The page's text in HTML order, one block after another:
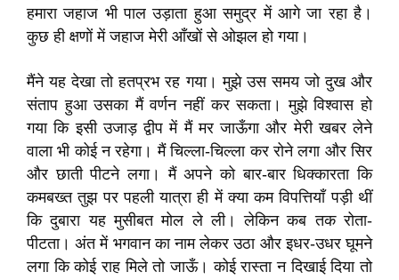
हमारा जहाज भी पाल उड़ाता हुआ समुद्र में आगे जा रहा है।
कुछ ही क्षणों में जहाज मेरी आँखों से ओझल हो गया।
मैंने यह देखा तो हतप्रभ रह गया। मुझे उस समय जो दुख और
संताप हुआ उसका मैं वर्णन नहीं कर सकता। मुझे विश्वास हो
गया कि इसी उजाड़ द्वीप में मैं मर जाऊँगा और मेरी खबर लेने
वाला भी कोई न रहेगा। मैं चिल्ला-चिल्ला कर रोने लगा और सिर
और छाती पीटने लगा। मैं अपने को बार-बार धिक्कारता कि
कमबख्त तुझ पर पहली यात्रा ही में क्या कम विपत्तियाँ पड़ी थीं
कि दुबारा यह मुसीबत मोल ले ली। लेकिन कब तक रोता-
पीटता। अंत में भगवान का नाम लेकर उठा और इधर-उधर घूमने
लगा कि कोई राह मिले तो जाऊँ। कोई रास्ता न दिखाई दिया तो